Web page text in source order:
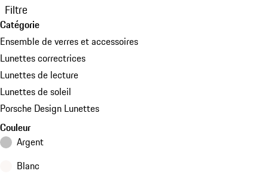
Filtre
Catégorie
Ensemble de verres et accessoires
Lunettes correctrices
Lunettes de lecture
Lunettes de soleil
Porsche Design Lunettes
Couleur
Argent
Blanc